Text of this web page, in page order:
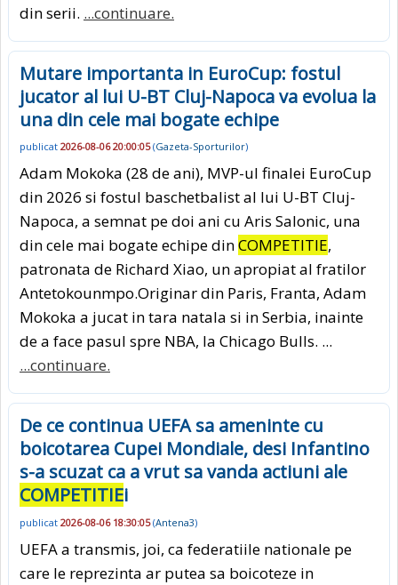
din serii. ...continuare.
Mutare importanta in EuroCup: fostul
jucator al lui U-BT Cluj-Napoca va evolua la
una din cele mai bogate echipe
publicat 2026-08-06 20:00:05(Gazeta-Sporturilor)
Adam Mokoka (28 de ani), MVP-ul finalei EuroCup
din 2026 si fostul baschetbalist al lui U-BT Cluj-
Napoca, a semnat pe doi ani cu Aris Salonic, una
din cele mai bogate echipe dinCOMPETITIE,
patronata de Richard Xiao, un apropiat al fratilor
Antetokounmpo.Originar din Paris, Franta, Adam
Mokoka a jucat in tara natala si in Serbia, inainte
de a face pasul spre NBA, la Chicago Bulls. ...
...continuare.
De ce continua UEFA sa ameninte cu
boicotarea Cupei Mondiale, desi Infantino
s-a scuzat ca a vrut sa vanda actiuni ale
COMPETITIEi
publicat 2026-08-06 18:30:05(Antena3)
UEFA a transmis, joi, ca federatiile nationale pe
care le reprezinta ar putea sa boicoteze in